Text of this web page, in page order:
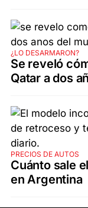
¿LO DESARMARON?
Se reveló
Qatar a dos
PRECIOS DE AUTOS
Cuánto sale
en Argentina